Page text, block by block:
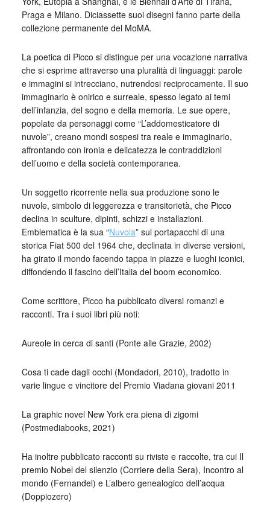
Praga e Milano. Diciassette suoi disegni fanno parte della
collezione permanente del MoMA.
La poetica di Picco si distingue per una vocazione narrativa
che si esprime attraverso una pluralità di linguaggi: parole
e immagini si intrecciano, nutrendosi reciprocamente. Il suo
immaginario è onirico e surreale, spesso legato ai temi
dell’infanzia, del sogno e della memoria. Le sue opere,
popolate da personaggi come “L’addomesticatore di
nuvole”, creano mondi sospesi tra reale e immaginario,
affrontando con ironia e delicatezza le contraddizioni
dell’uomo e della società contemporanea.
Un soggetto ricorrente nella sua produzione sono le
nuvole, simbolo di leggerezza e transitorietà, che Picco
declina in sculture, dipinti, schizzi e installazioni.
Emblematica è la sua “Nuvola” sul portapacchi di una
storica Fiat 500 del 1964 che, declinata in diverse versioni,
ha girato il mondo facendo tappa in piazze e luoghi iconici,
diffondendo il fascino dell’Italia del boom economico.
Come scrittore, Picco ha pubblicato diversi romanzi e
racconti. Tra i suoi libri più noti:
Aureole in cerca di santi (Ponte alle Grazie, 2002)
Cosa ti cade dagli occhi (Mondadori, 2010), tradotto in
varie lingue e vincitore del Premio Viadana giovani 2011
La graphic novel New York era piena di zigomi
(Postmediabooks, 2021)
Ha inoltre pubblicato racconti su riviste e raccolte, tra cui Il
premio Nobel del silenzio (Corriere della Sera), Incontro al
mondo (Fernandel) e L’albero genealogico dell’acqua
(Doppiozero)